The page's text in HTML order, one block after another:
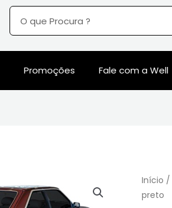
Promoções Fale com a Well
Início /
preto